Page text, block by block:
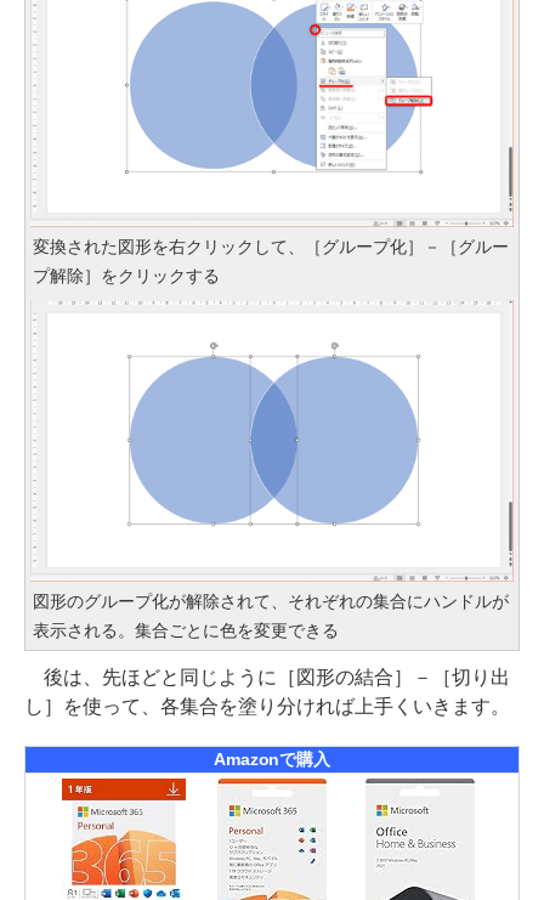
変換された図形を右クリックして、［グループ化］－［グルー
プ解除］をクリックする
図形のグループ化が解除されて、それぞれの集合にハンドルが
表示される。集合ごとに色を変更できる
後は、先ほどと同じように［図形の結合］－［切り出
し］を使って、各集合を塗り分ければ上手くいきます。
Amazonで購入